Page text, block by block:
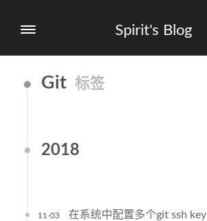
Spirit's Blog
Git 标签
2018
11-03 在系统中配置多个git ssh key